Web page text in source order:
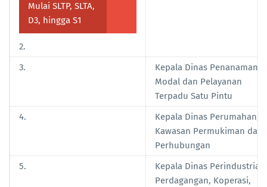
Mulai SLTP, SLTA,
D3, hingga S1
2.
3.
Kepala Dinas Penanaman
Modal dan Pelayanan
Terpadu Satu Pintu
4.
Kepala Dinas Perumahan,
Kawasan Permukiman dan
Perhubungan
5.
Kepala Dinas Perindustrian,
Perdagangan, Koperasi,